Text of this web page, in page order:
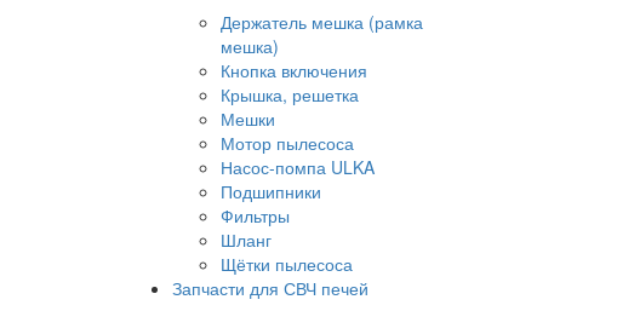
Держатель мешка (рамка
мешка)
Кнопка включения
Крышка, решетка
Мешки
Мотор пылесоса
Насос-помпа ULKA
Подшипники
Фильтры
Шланг
Щётки пылесоса
Запчасти для СВЧ печей